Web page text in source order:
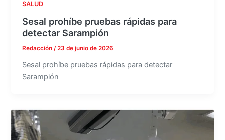
SALUD
Sesal prohíbe pruebas rápidas para
detectar Sarampión
Redacción/23 de junio de 2026
Sesal prohíbe pruebas rápidas para detectar
Sarampión